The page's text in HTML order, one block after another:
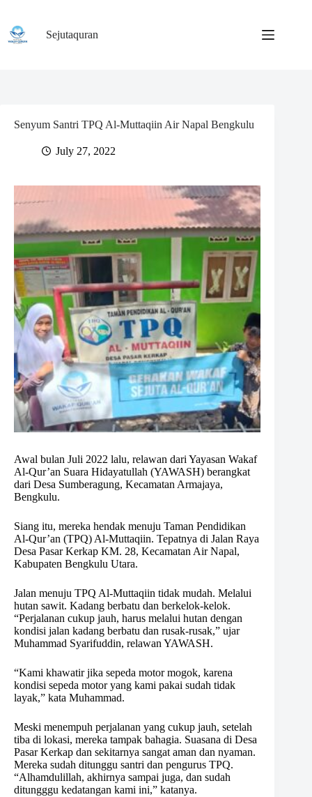
content
Sejutaquran
Senyum Santri TPQ Al-Muttaqiin Air Napal Bengkulu
July 27, 2022
Awal bulan Juli 2022 lalu, relawan dari Yayasan Wakaf
Al-Qur’an Suara Hidayatullah (YAWASH) berangkat
dari Desa Sumberagung, Kecamatan Armajaya,
Bengkulu.
Siang itu, mereka hendak menuju Taman Pendidikan
Al-Qur’an (TPQ) Al-Muttaqiin. Tepatnya di Jalan Raya
Desa Pasar Kerkap KM. 28, Kecamatan Air Napal,
Kabupaten Bengkulu Utara.
Jalan menuju TPQ Al-Muttaqiin tidak mudah. Melalui
hutan sawit. Kadang berbatu dan berkelok-kelok.
“Perjalanan cukup jauh, harus melalui hutan dengan
kondisi jalan kadang berbatu dan rusak-rusak,” ujar
Muhammad Syarifuddin, relawan YAWASH.
“Kami khawatir jika sepeda motor mogok, karena
kondisi sepeda motor yang kami pakai sudah tidak
layak,” kata Muhammad.
Meski menempuh perjalanan yang cukup jauh, setelah
tiba di lokasi, mereka tampak bahagia. Suasana di Desa
Pasar Kerkap dan sekitarnya sangat aman dan nyaman.
Mereka sudah ditunggu santri dan pengurus TPQ.
“Alhamdulillah, akhirnya sampai juga, dan sudah
ditungggu kedatangan kami ini,” katanya.